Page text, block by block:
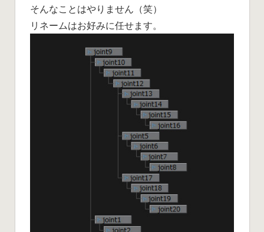
そんなことはやりません（笑）
リネームはお好みに任せます。